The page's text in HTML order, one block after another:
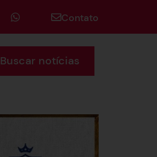
Contato
Buscar notícias